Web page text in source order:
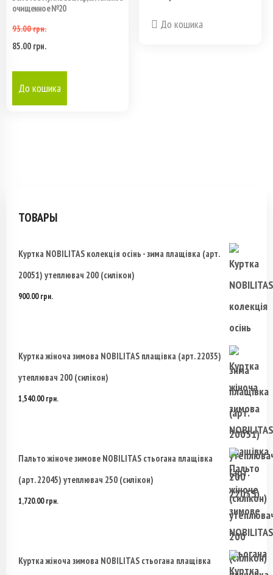
очищенное №20
93.00грн.
Первоначальная
цена
составляла
85.00 грн.Текущая
цена:
До кошика
До кошика
ТОВАРЫ
Куртка NOBILITAS колекція осінь - зима плащівка (арт.
20051) утеплювач 200 (силікон)
900.00грн.
Куртка жіноча зимова NOBILITAS плащівка (арт. 22035)
утеплювач 200 (силікон)
1,540.00грн.
Пальто жіноче зимове NOBILITAS стьогана плащівка
(арт. 22045) утеплювач 250 (силікон)
1,720.00грн.
Куртка жіноча зимова NOBILITAS стьогана плащівка